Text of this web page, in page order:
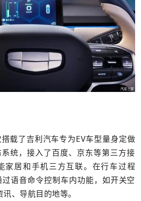
载了吉利汽车专为EV车型量身定做
统，接入了百度、京东等第三方接
家居和手机三方互联。在行车过程
语音命令控制车内功能，如开关空
、导航目的地等。